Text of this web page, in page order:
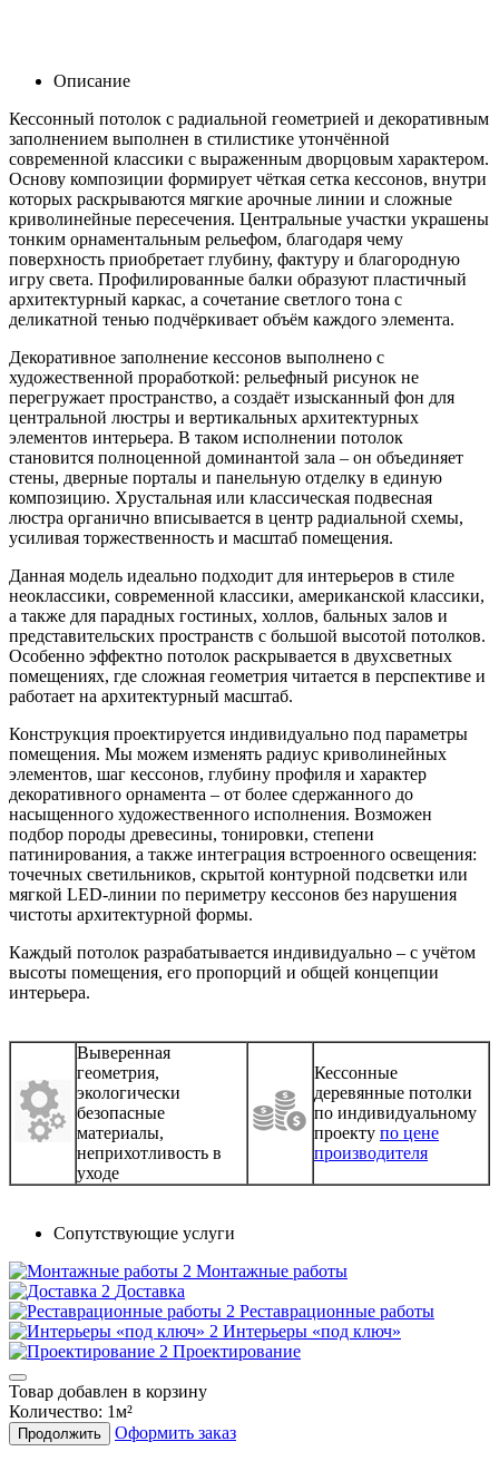
Описание
Кессонный потолок с радиальной геометрией и декоративным
заполнением выполнен в стилистике утончённой
современной классики с выраженным дворцовым характером.
Основу композиции формирует чёткая сетка кессонов, внутри
которых раскрываются мягкие арочные линии и сложные
криволинейные пересечения. Центральные участки украшены
тонким орнаментальным рельефом, благодаря чему
поверхность приобретает глубину, фактуру и благородную
игру света. Профилированные балки образуют пластичный
архитектурный каркас, а сочетание светлого тона с
деликатной тенью подчёркивает объём каждого элемента.
Декоративное заполнение кессонов выполнено с
художественной проработкой: рельефный рисунок не
перегружает пространство, а создаёт изысканный фон для
центральной люстры и вертикальных архитектурных
элементов интерьера. В таком исполнении потолок
становится полноценной доминантой зала – он объединяет
стены, дверные порталы и панельную отделку в единую
композицию. Хрустальная или классическая подвесная
люстра органично вписывается в центр радиальной схемы,
усиливая торжественность и масштаб помещения.
Данная модель идеально подходит для интерьеров в стиле
неоклассики, современной классики, американской классики,
а также для парадных гостиных, холлов, бальных залов и
представительских пространств с большой высотой потолков.
Особенно эффектно потолок раскрывается в двухсветных
помещениях, где сложная геометрия читается в перспективе и
работает на архитектурный масштаб.
Конструкция проектируется индивидуально под параметры
помещения. Мы можем изменять радиус криволинейных
элементов, шаг кессонов, глубину профиля и характер
декоративного орнамента – от более сдержанного до
насыщенного художественного исполнения. Возможен
подбор породы древесины, тонировки, степени
патинирования, а также интеграция встроенного освещения:
точечных светильников, скрытой контурной подсветки или
мягкой LED-линии по периметру кессонов без нарушения
чистоты архитектурной формы.
Каждый потолок разрабатывается индивидуально – с учётом
высоты помещения, его пропорций и общей концепции
интерьера.
Выверенная
геометрия,
экологически
безопасные
материалы,
неприхотливость в
уходе
Кессонные
деревянные потолки
по индивидуальному
проекту по цене
производителя
Сопутствующие услуги
Монтажные работы
Доставка
Реставрационные работы
Интерьеры «под ключ»
Проектирование
Товар добавлен в корзину
Количество: 1м²
Продолжить Оформить заказ